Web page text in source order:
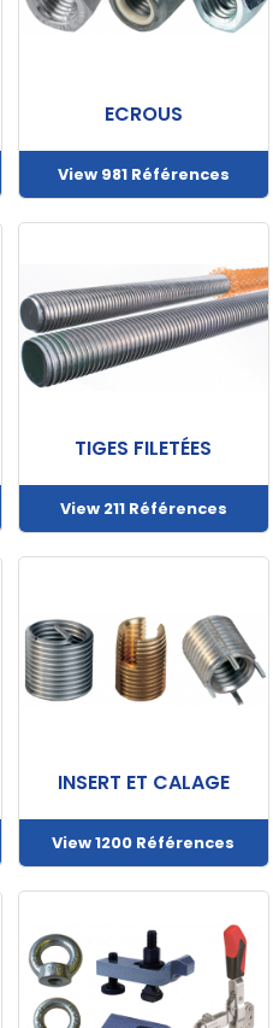
ECROUS
View 981 Références
TIGES FILETÉES
View 211 Références
INSERT ET CALAGE
View 1200 Références